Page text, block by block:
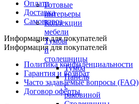
Готовые
интерьеры
Коллекции
мебели
Тумбы
и
столешницы
Тумба
Панель
с
раковиной
Оплата
Доставка
Самовывоз
Информация для покупателей
Информация для покупателей
Политика конфиденциальности
Гарантия и возврат
Часто задаваемые вопросы (FAQ)
Договор оферты